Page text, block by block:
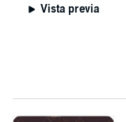
Vista previa